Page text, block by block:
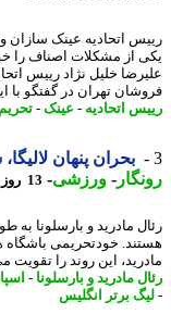
اتحادیه عینک سازان و
از مشکلات اصناف را
خلیل نژاد رییس
تهران در گفتگو با
اتحادیه-عینک-تحریم-
بحران پنهان لالیگا،
-ورزشی-13 روز پیش - سه شنبه 6 مرداد 1405، 07:57
مادرید و بارسلونا به طور
خودتحریمی باشگاه های
این روند را تقویت می
مادرید و بارسلونا-اسپانیا-
برتر انگلیس